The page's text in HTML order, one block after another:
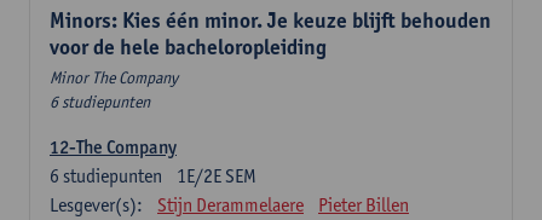
Minors: Kies één minor. Je keuze blijft behouden
voor de hele bacheloropleiding
Minor The Company
6 studiepunten
12-The Company
1E/2E SEM
6 studiepunten
Lesgever(s):
Stijn Derammelaere Pieter Billen